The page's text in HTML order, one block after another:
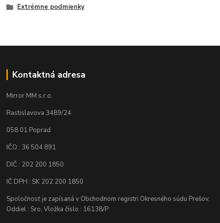
Extrémne podmienky
Kontaktná adresa
Mirror MM s.r.o.
Rastislavova 3489/24
058 01 Poprad
IČO : 36 504 891
DIČ : 202 200 1850
IČ DPH : SK 202 200 1850
Spoločnosť je zapísaná v Obchodnom registri Okresného súdu Prešov,
Oddiel : Sro, Vložka číslo : 16138/P